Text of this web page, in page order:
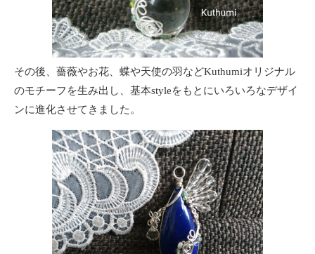
その後、薔薇やお花、蝶や天使の羽などKuthumiオリジナル
のモチーフを生み出し、基本styleをもとにいろいろなデザイ
ンに進化させてきました。